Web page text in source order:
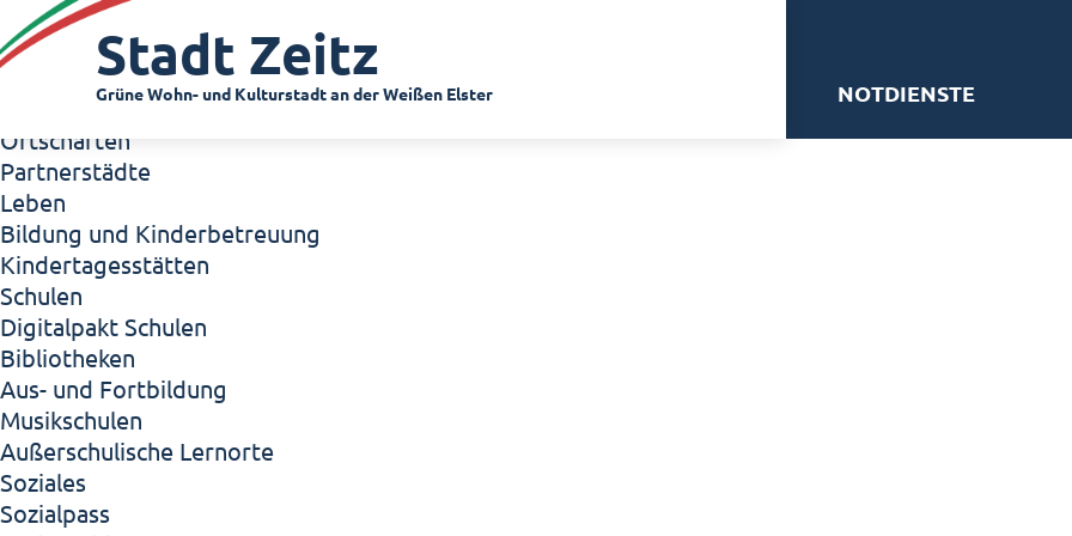
Zeitz - Die Kleinstadt
Willkommen in Zeitz!
Interview mit Oberbürgermeister Christian Thieme
Zeitz - Stadt der Zukunft
Ortschaften
Partnerstädte
Leben
Bildung und Kinderbetreuung
Kindertagesstätten
Schulen
Digitalpakt Schulen
Bibliotheken
Aus- und Fortbildung
Musikschulen
Außerschulische Lernorte
Soziales
Sozialpass
Stadt Zeitz
Grüne Wohn- und Kulturstadt an der Weißen Elster NOTDIENSTE